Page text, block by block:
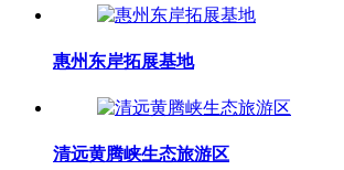
惠州东岸拓展基地
清远黄腾峡生态旅游区